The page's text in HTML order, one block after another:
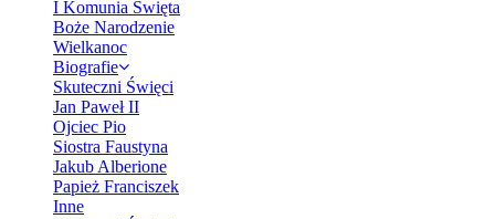
I Komunia Święta
Boże Narodzenie
Wielkanoc
Biografie
Skuteczni Święci
Jan Paweł II
Ojciec Pio
Siostra Faustyna
Jakub Alberione
Papież Franciszek
Inne